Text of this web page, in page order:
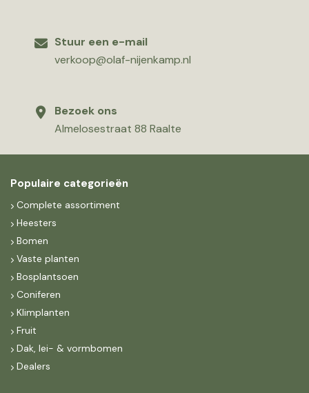
Stuur een e-mail
verkoop@olaf-nijenkamp.nl
Bezoek ons
Almelosestraat 88 Raalte
Populaire categorieën
Complete assortiment
Heesters
Bomen
Vaste planten
Bosplantsoen
Coniferen
Klimplanten
Fruit
Dak, lei- & vormbomen
Dealers